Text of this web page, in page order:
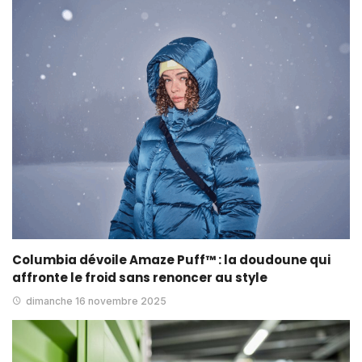
Columbia dévoile Amaze Puff™ : la doudoune qui
affronte le froid sans renoncer au style
dimanche 16 novembre 2025